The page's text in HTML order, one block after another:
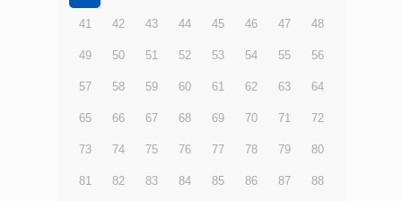
41 42 43 44 45 46 47 48
49 50 51 52 53 54 55 56
57 58 59 60 61 62 63 64
65 66 67 68 69 70 71 72
73 74 75 76 77 78 79 80
81 82 83 84 85 86 87 88